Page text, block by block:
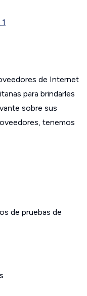
1
de Internet
para brindarles
sobre sus
tenemos
de pruebas de